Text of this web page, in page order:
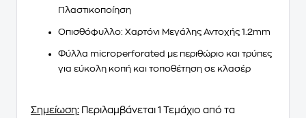
Πλαστικοποίηση
Οπισθόφυλλο: Χαρτόνι Μεγάλης Αντοχής 1.2mm
Φύλλα microperforated με περιθώριο και τρύπες
για εύκολη κοπή και τοποθέτηση σε κλασέρ
Σημείωση: Περιλαμβάνεται 1 Τεμάχιο από τα